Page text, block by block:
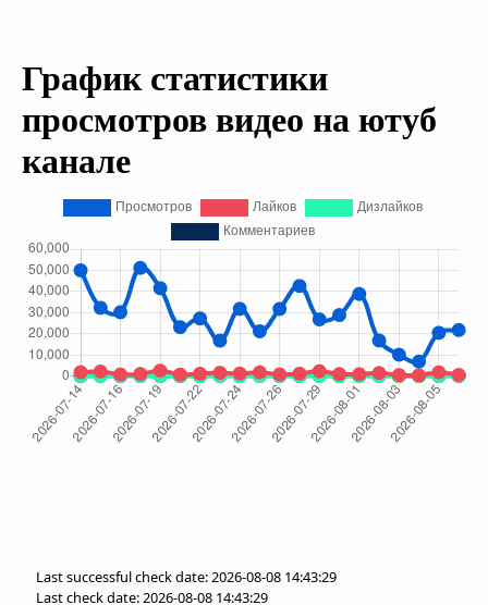
График статистики
просмотров видео на ютуб
канале
Last successful check date: 2026-08-08 14:43:29
Last check date: 2026-08-08 14:43:29